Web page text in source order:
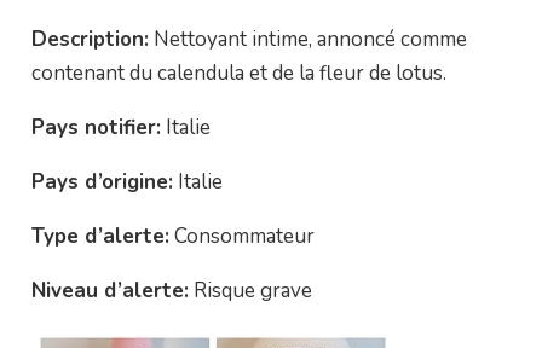
Description: Nettoyant intime, annoncé comme
contenant du calendula et de la fleur de lotus.
Pays notifier: Italie
Pays d’origine: Italie
Type d’alerte: Consommateur
Niveau d’alerte: Risque grave